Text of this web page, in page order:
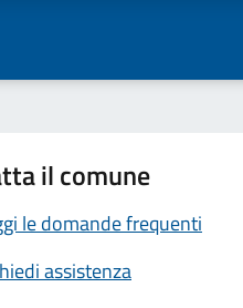
il comune
le domande frequenti
assistenza